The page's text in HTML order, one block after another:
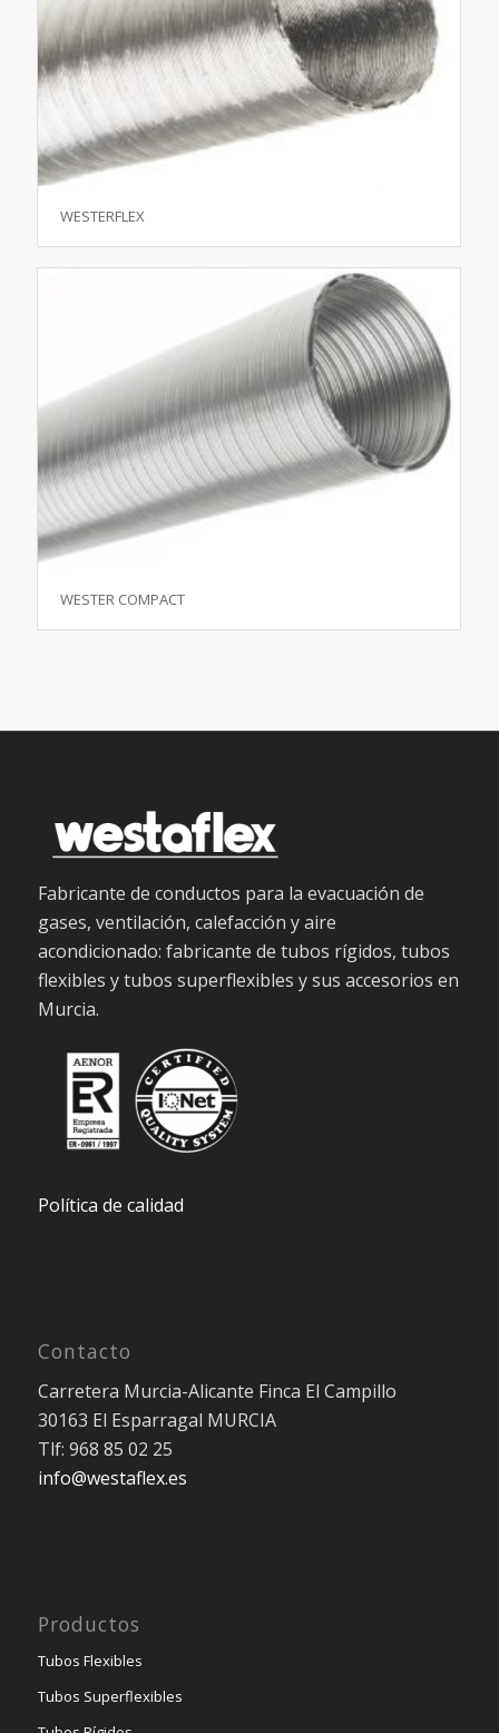
WESTERFLEX
WESTER COMPACT
Fabricante de conductos para la evacuación de
gases, ventilación, calefacción y aire
acondicionado: fabricante de tubos rígidos, tubos
flexibles y tubos superflexibles y sus accesorios en
Murcia.
Política de calidad
Contacto
Carretera Murcia-Alicante Finca El Campillo
30163 El Esparragal MURCIA
Tlf: 968 85 02 25
info@westaflex.es
Productos
Tubos Flexibles
Tubos Superflexibles